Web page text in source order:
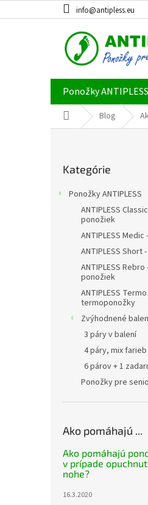
na
info@antipless.eu
Ponožky ANTIPLESS
DomovBlog
kategórie
Kategórie
Ponožky ANTIPLESS
ANTIPLESS
ponožiek
ANTIPLESS
ANTIPLESS
ANTIPLESS
ponožiek
ANTIPLESS
termoponožky
Zvýhodnené
3 páry v balení
4 páry, mix farieb
6 párov + 1
Ponožky pre
Ako pomáhajú ...
Ako pomáhajú
v prípade
nohe?
16.3.2020